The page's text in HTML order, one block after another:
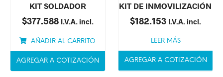
KIT SOLDADOR
$377.588 I.V.A. incl.
AÑADIR AL CARRITO
AGREGAR A COTIZACIÓN
KIT DE INMOVILIZACIÓN
$182.153 I.V.A. incl.
LEER MÁS
AGREGAR A COTIZACIÓN